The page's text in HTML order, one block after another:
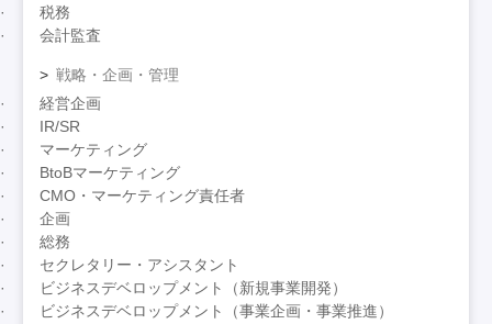
税務
会計監査
戦略・企画・管理
経営企画
IR/SR
マーケティング
BtoBマーケティング
CMO・マーケティング責任者
企画
総務
セクレタリー・アシスタント
ビジネスデベロップメント（新規事業開発）
ビジネスデベロップメント（事業企画・事業推進）